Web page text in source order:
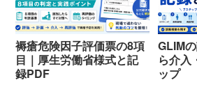
褥瘡危険因子評価票の8項
目｜厚生労働省様式と記
録PDF
GLIM
ら介入
ップ